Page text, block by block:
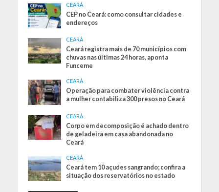
CEARÁ
CEP no Ceará: como consultar cidades e
endereços
CEARÁ
Ceará registra mais de 70 municípios com
chuvas nas últimas 24 horas, aponta
Funceme
CEARÁ
Operação para combater violência contra
a mulher contabiliza 300 presos no Ceará
CEARÁ
Corpo em decomposição é achado dentro
de geladeira em casa abandonada no
Ceará
CEARÁ
Ceará tem 10 açudes sangrando; confira a
situação dos reservatórios no estado